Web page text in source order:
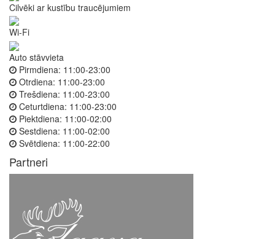
Cilvēki ar kustību traucējumiem
Wi-Fi
Auto stāvvieta
Pirmdiena: 11:00-23:00
Otrdiena: 11:00-23:00
Trešdiena: 11:00-23:00
Ceturtdiena: 11:00-23:00
Piektdiena: 11:00-02:00
Sestdiena: 11:00-02:00
Svētdiena: 11:00-22:00
Partneri